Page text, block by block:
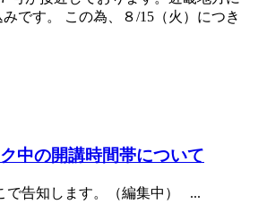
です。 この為、８/15（火）につき
中の開講時間帯について
で告知します。（編集中） ...